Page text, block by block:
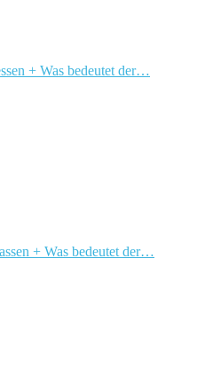
+ Was bedeutet der…
+ Was bedeutet der…